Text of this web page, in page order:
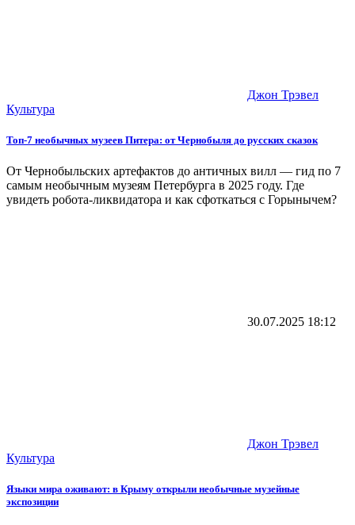
Джон Трэвел
Культура
Топ-7 необычных музеев Питера: от Чернобыля до русских сказок
От Чернобыльских артефактов до античных вилл — гид по 7
самым необычным музеям Петербурга в 2025 году. Где
увидеть робота-ликвидатора и как сфоткаться с Горынычем?
30.07.2025 18:12
Джон Трэвел
Культура
Языки мира оживают: в Крыму открыли необычные музейные
экспозиции